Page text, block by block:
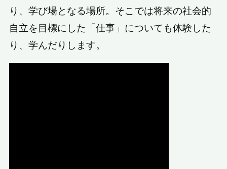
り、学び場となる場所。そこでは将来の社会的
自立を目標にした「仕事」についても体験した
り、学んだりします。